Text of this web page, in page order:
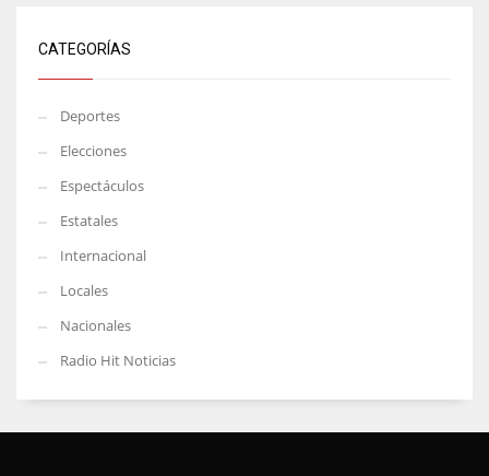
CATEGORÍAS
Deportes
Elecciones
Espectáculos
Estatales
Internacional
Locales
Nacionales
Radio Hit Noticias